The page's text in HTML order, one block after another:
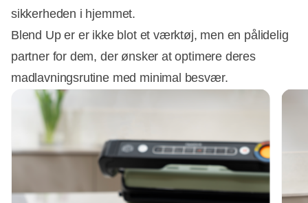
sikkerheden i hjemmet.
Blend Up er er ikke blot et værktøj, men en pålidelig
partner for dem, der ønsker at optimere deres
madlavningsrutine med minimal besvær.